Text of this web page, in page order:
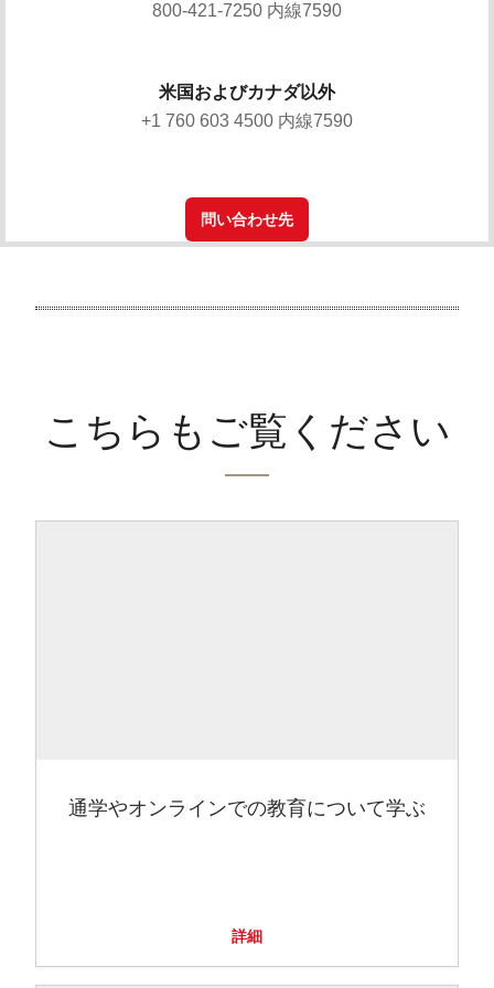
800-421-7250 内線7590
米国およびカナダ以外
+1 760 603 4500 内線7590
問い合わせ先
こちらもご覧ください
通学やオンラインでの教育について学ぶ
詳細